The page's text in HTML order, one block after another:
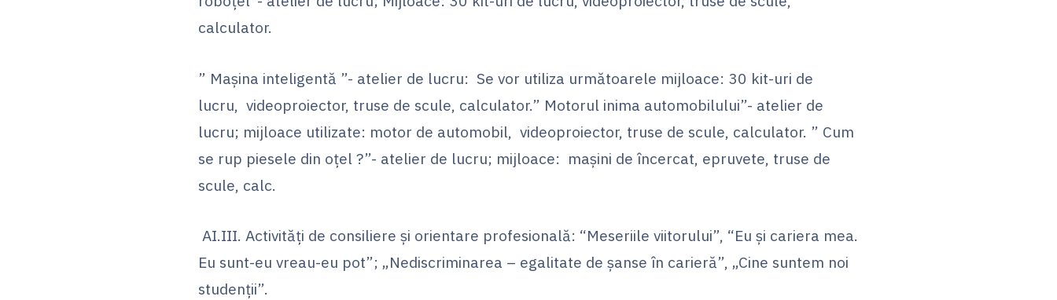
calculator.
” Mașina inteligentă ”- atelier de lucru: Se vor utiliza următoarele mijloace: 30 kit-uri de
lucru, videoproiector, truse de scule, calculator.” Motorul inima automobilului”- atelier de
lucru; mijloace utilizate: motor de automobil, videoproiector, truse de scule, calculator. ” Cum
se rup piesele din oțel ?”- atelier de lucru; mijloace: mașini de încercat, epruvete, truse de
scule, calc.
AI.III. Activități de consiliere și orientare profesională: “Meseriile viitorului”, “Eu și cariera mea.
Eu sunt-eu vreau-eu pot”; „Nediscriminarea – egalitate de şanse în carieră”, „Cine suntem noi
studenţii”.